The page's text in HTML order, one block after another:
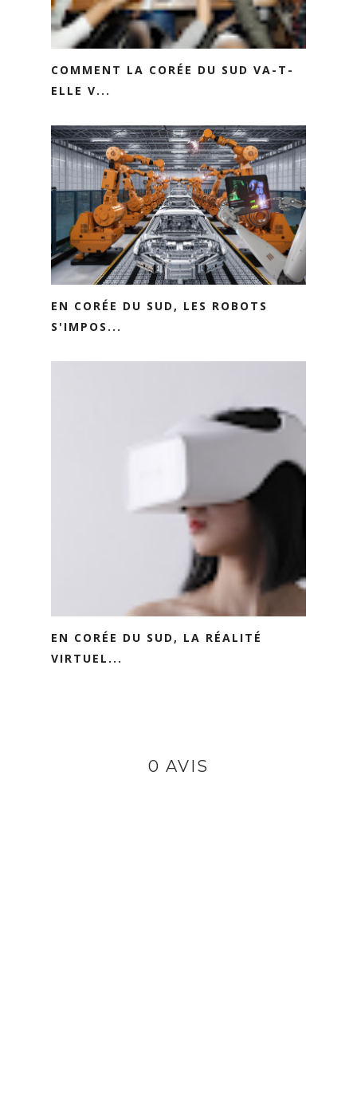
COMMENT LA CORÉE DU SUD VA-T-
ELLE V...
EN CORÉE DU SUD, LES ROBOTS
S'IMPOS...
EN CORÉE DU SUD, LA RÉALITÉ
VIRTUEL...
0 AVIS